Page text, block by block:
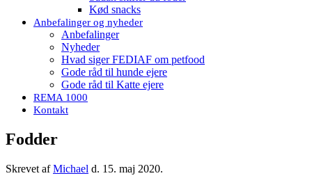
Kød snacks
Anbefalinger og nyheder
Anbefalinger
Nyheder
Hvad siger FEDIAF om petfood
Gode råd til hunde ejere
Gode råd til Katte ejere
REMA 1000
Kontakt
Fodder
Skrevet afMichael d. 15. maj 2020.